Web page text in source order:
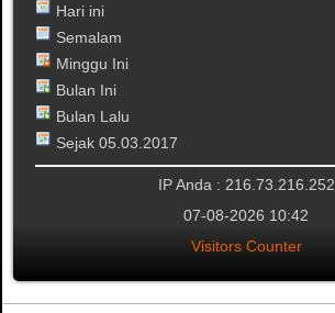
Hari ini
Semalam
Minggu Ini
Bulan Ini
Bulan Lalu
Sejak 05.03.2017
IP Anda : 216.73.216.252
07-08-2026 10:42
Visitors Counter